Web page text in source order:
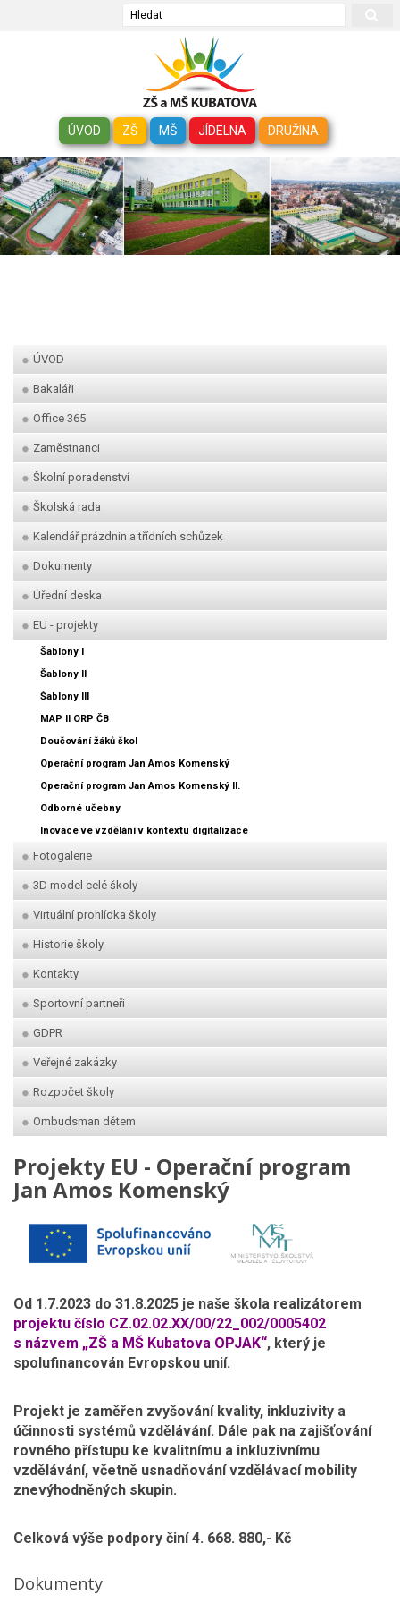
Hledat
ÚVOD ZŠ MŠ JÍDELNA DRUŽINA
ÚVOD
Bakaláři
Office 365
Zaměstnanci
Školní poradenství
Školská rada
Kalendář prázdnin a třídních schůzek
Dokumenty
Úřední deska
EU - projekty
Šablony I
Šablony II
Šablony III
MAP II ORP ČB
Doučování žáků škol
Operační program Jan Amos Komenský
Operační program Jan Amos Komenský II.
Odborné učebny
Inovace ve vzdělání v kontextu digitalizace
Fotogalerie
3D model celé školy
Virtuální prohlídka školy
Historie školy
Kontakty
Sportovní partneři
GDPR
Veřejné zakázky
Rozpočet školy
Ombudsman dětem
Projekty EU - Operační program
Jan Amos Komenský
Od 1.7.2023 do 31.8.2025 je naše škola realizátorem
projektu číslo CZ.02.02.XX/00/22_002/0005402
s názvem „ZŠ a MŠ Kubatova OPJAK“, který je
spolufinancován Evropskou unií.
Projekt je zaměřen zvyšování kvality, inkluzivity a
účinnosti systémů vzdělávání. Dále pak na zajišťování
rovného přístupu ke kvalitnímu a inkluzivnímu
vzdělávání, včetně usnadňování vzdělávací mobility
znevýhodněných skupin.
Celková výše podpory činí 4. 668. 880,- Kč
Dokumenty